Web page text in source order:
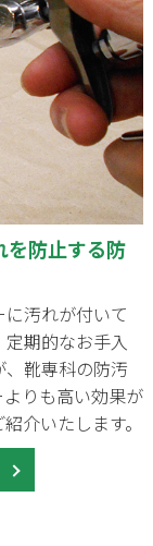
を防止する防
汚れが付いて
期的なお手入
靴専科の防汚
りも高い効果が
介いたします。